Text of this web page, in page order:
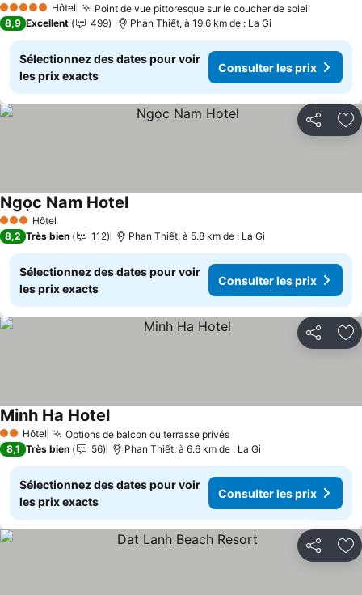
5 Étoiles Hôtel Point de vue pittoresque sur le coucher de soleil
8,9 Excellent 499 Phan Thiết, à 19.6 km de : La Gi
Sélectionnez des dates pour voir
les prix exacts
Consulter les prix
Partager
3 ÉtoilesHôtel
Ngọc Nam HotelConsulter les prix
8,2 Très bien 112 Phan Thiết, à 5.8 km de : La Gi
Sélectionnez des dates pour voir
les prix exacts
Consulter les prix
Partager
2 Étoiles
Hôtel Options de balcon ou terrasse privésConsulter les prix
Minh Ha HotelConsulter les prix
8,1 Très bien 56 Phan Thiết, à 6.6 km de : La Gi
Sélectionnez des dates pour voir
les prix exacts
Consulter les prix
Partager